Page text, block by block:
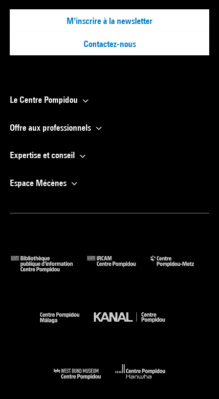
M'inscrire à la newsletter
Contactez-nous
Le Centre Pompidou
Offre aux professionnels
Expertise et conseil
Espace Mécènes